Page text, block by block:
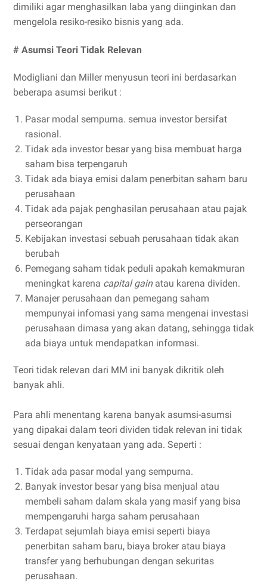
dimiliki agar menghasilkan laba yang diinginkan dan
mengelola resiko-resiko bisnis yang ada.
# Asumsi Teori Tidak Relevan
Modigliani dan Miller menyusun teori ini berdasarkan
beberapa asumsi berikut :
Pasar modal sempurna. semua investor bersifat
rasional.
Tidak ada investor besar yang bisa membuat harga
saham bisa terpengaruh
Tidak ada biaya emisi dalam penerbitan saham baru
perusahaan
Tidak ada pajak penghasilan perusahaan atau pajak
perseorangan
Kebijakan investasi sebuah perusahaan tidak akan
berubah
Pemegang saham tidak peduli apakah kemakmuran
meningkat karena capital gainatau karena dividen.
Manajer perusahaan dan pemegang saham
mempunyai infomasi yang sama mengenai investasi
perusahaan dimasa yang akan datang, sehingga tidak
ada biaya untuk mendapatkan informasi.
Teori tidak relevan dari MM ini banyak dikritik oleh
banyak ahli.
Para ahli menentang karena banyak asumsi-asumsi
yang dipakai dalam teori dividen tidak relevan ini tidak
sesuai dengan kenyataan yang ada. Seperti :
Tidak ada pasar modal yang sempurna.
Banyak investor besar yang bisa menjual atau
membeli saham dalam skala yang masif yang bisa
mempengaruhi harga saham perusahaan
Terdapat sejumlah biaya emisi seperti biaya
penerbitan saham baru, biaya broker atau biaya
transfer yang berhubungan dengan sekuritas
perusahaan.